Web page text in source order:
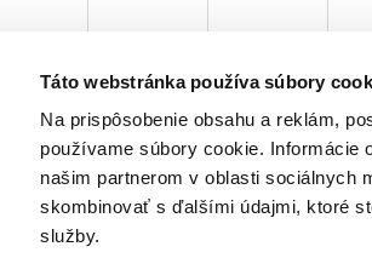
Táto webstránka používa súbory
Na prispôsobenie obsahu a reklám,
používame súbory cookie. Informácie
našim partnerom v oblasti sociálnych
skombinovať s ďalšími údajmi, ktoré
služby.